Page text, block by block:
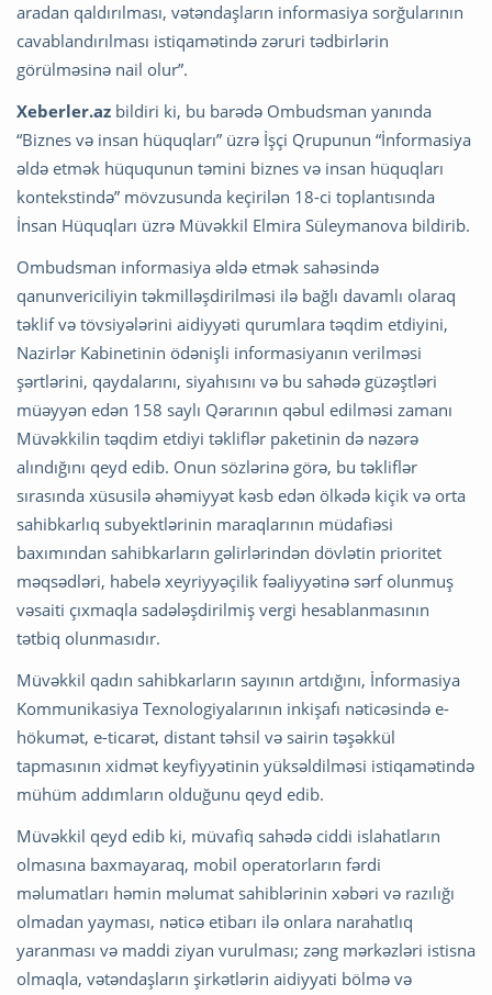
aradan qaldırılması, vətəndaşların informasiya sorğularının
cavablandırılması istiqamətində zəruri tədbirlərin
görülməsinə nail olur”.
Xeberler.az bildiri ki, bu barədə Ombudsman yanında
“Biznes və insan hüquqları” üzrə İşçi Qrupunun “İnformasiya
əldə etmək hüququnun təmini biznes və insan hüquqları
kontekstində” mövzusunda keçirilən 18-ci toplantısında
İnsan Hüquqları üzrə Müvəkkil Elmira Süleymanova bildirib.
Ombudsman informasiya əldə etmək sahəsində
qanunvericiliyin təkmilləşdirilməsi ilə bağlı davamlı olaraq
təklif və tövsiyələrini aidiyyəti qurumlara təqdim etdiyini,
Nazirlər Kabinetinin ödənişli informasiyanın verilməsi
şərtlərini, qaydalarını, siyahısını və bu sahədə güzəştləri
müəyyən edən 158 saylı Qərarının qəbul edilməsi zamanı
Müvəkkilin təqdim etdiyi təkliflər paketinin də nəzərə
alındığını qeyd edib. Onun sözlərinə görə, bu təkliflər
sırasında xüsusilə əhəmiyyət kəsb edən ölkədə kiçik və orta
sahibkarlıq subyektlərinin maraqlarının müdafiəsi
baxımından sahibkarların gəlirlərindən dövlətin prioritet
məqsədləri, habelə xeyriyyəçilik fəaliyyətinə sərf olunmuş
vəsaiti çıxmaqla sadələşdirilmiş vergi hesablanmasının
tətbiq olunmasıdır.
Müvəkkil qadın sahibkarların sayının artdığını, İnformasiya
Kommunikasiya Texnologiyalarının inkişafı nəticəsində e-
hökumət, e-ticarət, distant təhsil və sairin təşəkkül
tapmasının xidmət keyfiyyətinin yüksəldilməsi istiqamətində
mühüm addımların olduğunu qeyd edib.
Müvəkkil qeyd edib ki, müvafiq sahədə ciddi islahatların
olmasına baxmayaraq, mobil operatorların fərdi
məlumatları həmin məlumat sahiblərinin xəbəri və razılığı
olmadan yayması, nəticə etibarı ilə onlara narahatlıq
yaranması və maddi ziyan vurulması; zəng mərkəzləri istisna
olmaqla, vətəndaşların şirkətlərin aidiyyati bölmə və